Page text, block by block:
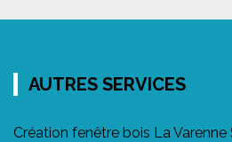
AUTRES SERVICES
Création fenêtre bois La Varenne